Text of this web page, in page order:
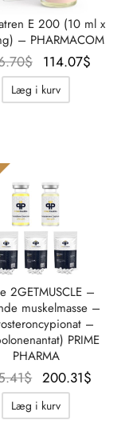
E 200 (10 ml x
– PHARMACOM
$ Oprindelig
pris var:
156.70$.
114.07$
Læg i kurv
2GETMUSCLE –
muskelmasse –
–
PRIME
PHARMA
$ Oprindelig
pris var:
245.41$.
200.31$
Læg i kurv